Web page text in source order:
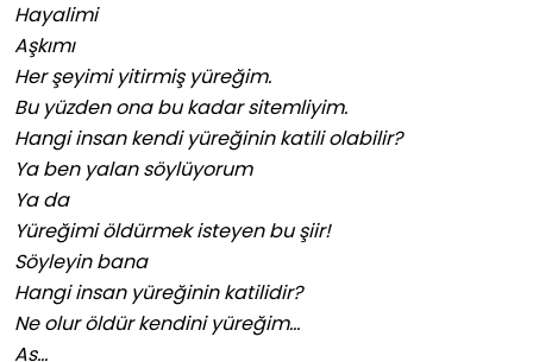
Hayalimi
Aşkımı
Her şeyimi yitirmiş yüreğim.
Bu yüzden ona bu kadar sitemliyim.
Hangi insan kendi yüreğinin katili olabilir?
Ya ben yalan söylüyorum
Ya da
Yüreğimi öldürmek isteyen bu şiir!
Söyleyin bana
Hangi insan yüreğinin katilidir?
Ne olur öldür kendini yüreğim…
As…